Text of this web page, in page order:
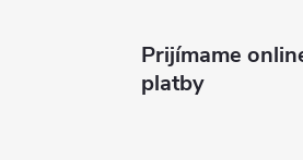
Prijímame
platby